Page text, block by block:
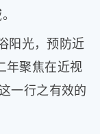
阳光，预防近
年聚焦在近视
一行之有效的